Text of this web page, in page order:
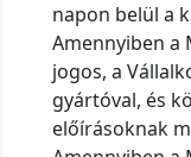
napon belül a
Amennyiben a
jogos, a
gyártóval, és
előírásoknak